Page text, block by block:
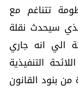
تتناغم مع
سيحدث نقلة
الي انه جاري
التنفيذية
بنود القانون